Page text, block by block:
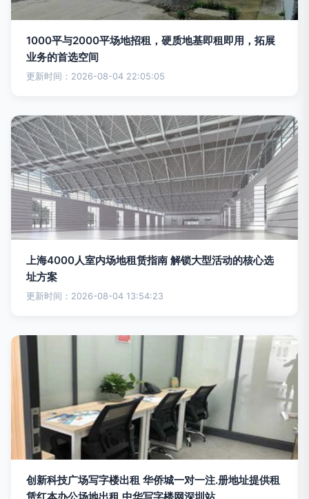
1000平与2000平场地招租，硬质地基即租即用，拓展
业务的首选空间
更新时间：2026-08-04 22:05:05
上海4000人室内场地租赁指南 解锁大型活动的核心选
址方案
更新时间：2026-08-04 13:54:23
创新科技广场写字楼出租 华侨城一对一注.册地址提供租